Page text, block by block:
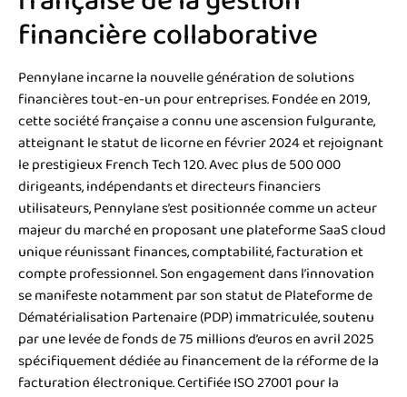
financière collaborative
Pennylane incarne la nouvelle génération de solutions
financières tout-en-un pour entreprises. Fondée en 2019,
cette société française a connu une ascension fulgurante,
atteignant le statut de licorne en février 2024 et rejoignant
le prestigieux French Tech 120. Avec plus de 500 000
dirigeants, indépendants et directeurs financiers
utilisateurs, Pennylane s’est positionnée comme un acteur
majeur du marché en proposant une plateforme SaaS cloud
unique réunissant finances, comptabilité, facturation et
compte professionnel. Son engagement dans l’innovation
se manifeste notamment par son statut de Plateforme de
Dématérialisation Partenaire (PDP) immatriculée, soutenu
par une levée de fonds de 75 millions d’euros en avril 2025
spécifiquement dédiée au financement de la réforme de la
facturation électronique. Certifiée ISO 27001 pour la